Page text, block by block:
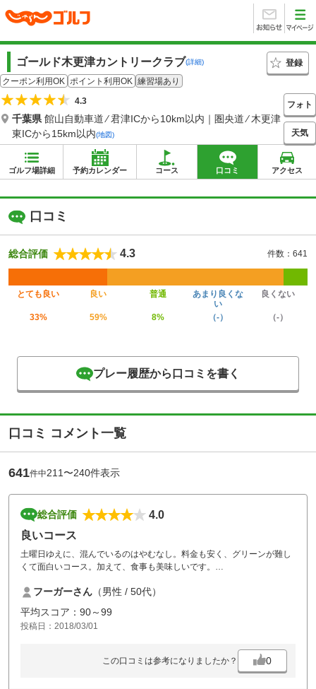
ゴールド木更津カントリークラブ(詳細)
登録
クーポン利用OK ポイント利用OK 練習場あり
4.3
千葉県 館山自動車道 ⁄ 君津ICから10km以内｜圏央道 ⁄ 木更津
東ICから15km以内(地図)
フォト
天気
ゴルフ場詳細 予約カレンダー コース 口コミ アクセス
口コミ
総合評価 4.3 件数：641
とても良い 良い 普通
あまり良くな
い
良くない
33% 59% 8% （-） （-）
プレー履歴から口コミを書く
口コミ コメント一覧
641件中211〜240件表示
総合評価
4.0
良いコース
土曜日ゆえに、混んでいるのはやむなし。料金も安く、グリーンが難し
くて面白いコース。加えて、食事も美味しいです。
進行の合図のみで、ボールの行方無関心、最後にポイント下げた、みん
なの意見でした。
フーガーさん （男性 / 50代）
平均スコア：90～99
投稿日：2018/03/01
この口コミは参考になりましたか？ 0